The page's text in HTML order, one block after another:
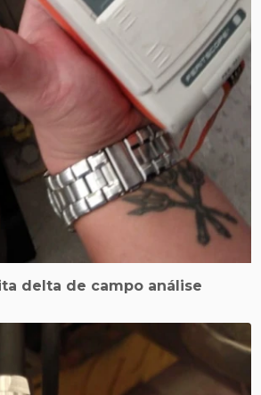
delta de campo análise